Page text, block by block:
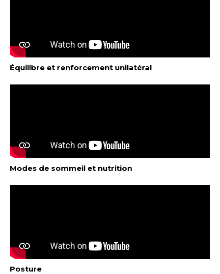
Équilibre et renforcement unilatéral
Modes de sommeil et nutrition
Posture